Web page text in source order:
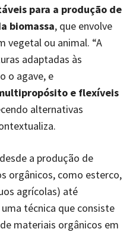
para a produção de
biomassa, que envolve
vegetal ou animal. “A
adaptadas às
o agave, e
e flexíveis
alternativas
a produção de
orgânicos, como esterco,
agrícolas) até
técnica que consiste
materiais orgânicos em